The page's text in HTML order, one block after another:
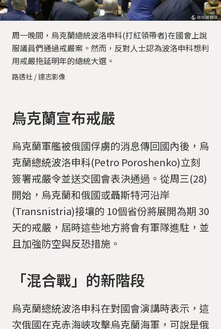
周一晚間，烏克蘭總統波洛申科(打紅領帶者)在國會上說
服議員們通過戒嚴案。然而，反對人士認為波洛申科想利
用戒嚴拖延明年的總統大選。
路透社 / 達志影像
烏克蘭宣布戒嚴
烏克蘭軍艦被俄國俘虜的消息傳回國內後，烏
克蘭總統波洛申科(Petro Poroshenko)立刻
簽署戒嚴令並送交國會表決通過。從周三(28)
開始，烏克蘭和俄國或聶斯特河沿岸
(Transnistria)接壤的 10個省份將展開為期 30
天的戒嚴，屆時這些地方將會有軍隊進駐，並
且加強防空與反恐措施。
「混合戰」的新階段
烏克蘭總統波洛申科在對國會演講時表示，這
次俄國在克赤海峽攻擊烏克蘭海軍，可說是俄